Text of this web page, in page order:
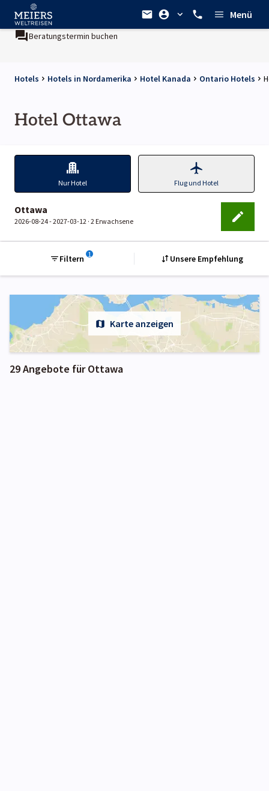
Menü
Beratungstermin buchen
Hotels Hotels in Nordamerika Hotel Kanada Ontario Hotels
Hotel Ottawa
Nur Hotel Flug und Hotel
Ottawa
2026-08-24 - 2027-03-12 · 2 Erwachsene
1
Filtern Unsere Empfehlung
Karte anzeigen
29 Angebote für Ottawa